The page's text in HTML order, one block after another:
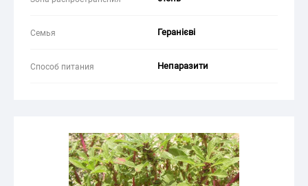
Семья Геранієві
Способ питания Непаразити